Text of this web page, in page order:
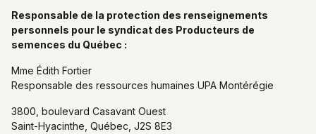
Responsable de la protection des renseignements
personnels pour le syndicat des Producteurs de
semences du Québec :
Mme Édith Fortier
Responsable des ressources humaines UPA Montérégie
3800, boulevard Casavant Ouest
Saint-Hyacinthe, Québec, J2S 8E3